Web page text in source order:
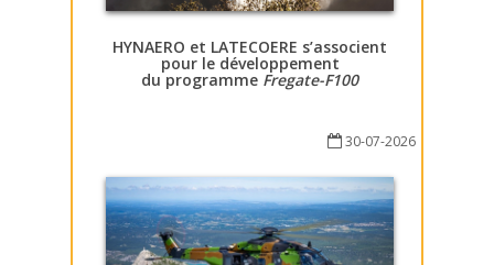
HYNAERO et LATECOERE s’associent
pour le développement
du programme Fregate-F100
30-07-2026